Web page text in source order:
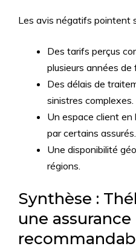
Les avis négatifs pointent
Des tarifs perçus
plusieurs années de
Des délais de
sinistres complexes.
Un espace client en
par certains assurés.
Une disponibilité
régions.
Synthèse :
une assurance